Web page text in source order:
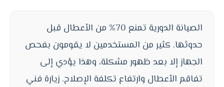
الصيانة الدورية تمنع 70% من الأعطال قبل
حدوثها. كثير من المستخدمين لا يقومون بفحص
الجهاز إلا بعد ظهور مشكلة، وهذا يؤدي إلى
تفاقم الأعطال وارتفاع تكلفة الإصلاح. زيارة فني